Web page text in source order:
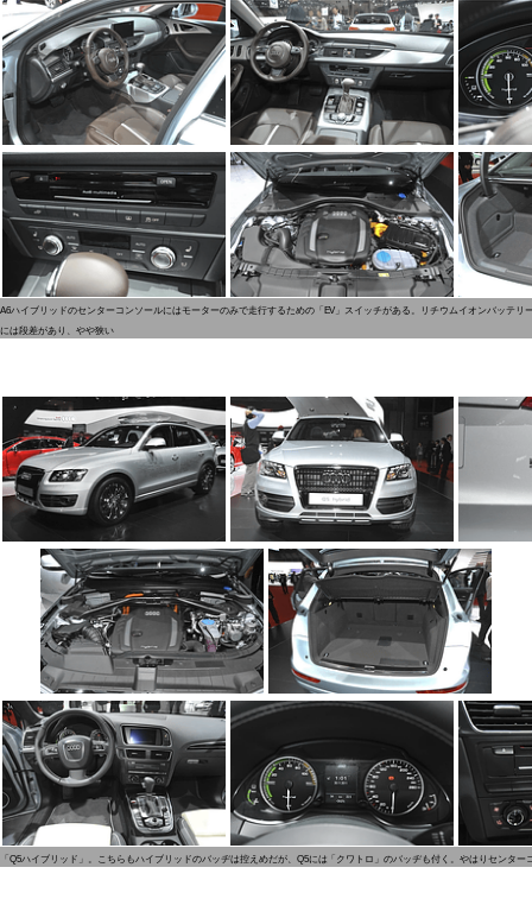
A6ハイブリッドのセンターコンソールにはモーターのみで走行するための「EV」スイッチがある。リチウムイオンバッテリ
には段差があり、やや狭い
「Q5ハイブリッド」。こちらもハイブリッドのバッヂは控えめだが、Q5には「クワトロ」のバッヂも付く。やはりセンター